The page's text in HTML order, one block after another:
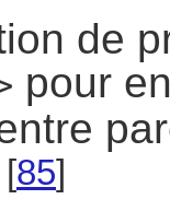
de
pour
[85]